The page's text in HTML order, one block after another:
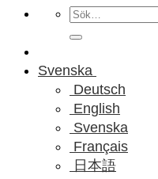
Sök
efter:
Svenska
Deutsch
English
Svenska
Français
日本語